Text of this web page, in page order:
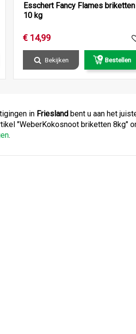
Esschert Fancy Flames briketten
10 kg
€ 14,99
Bekijken Bestellen
in Friesland bent u aan het
"WeberKokosnoot briketten 8kg"
.